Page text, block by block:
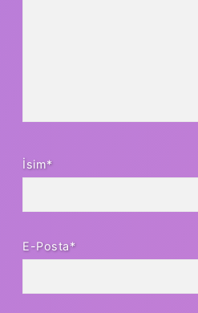
İsim*
E-Posta*